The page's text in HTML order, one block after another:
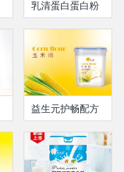
乳清蛋白蛋白粉
益生元护畅配方